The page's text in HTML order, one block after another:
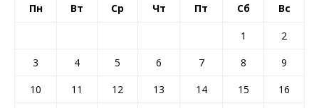
Пн Вт Ср Чт Пт Сб Вс
1
2
3
4 5 6 7 8
9
10
11 12 13 14 15
16